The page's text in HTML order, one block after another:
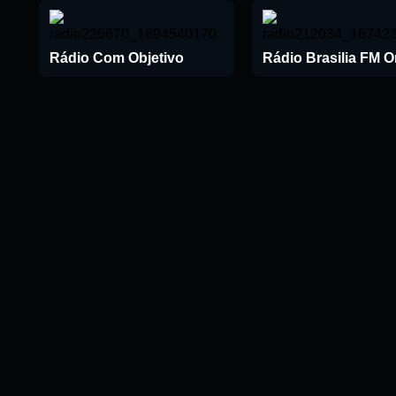
Rádio Com Objetivo Rádio Brasilia FM